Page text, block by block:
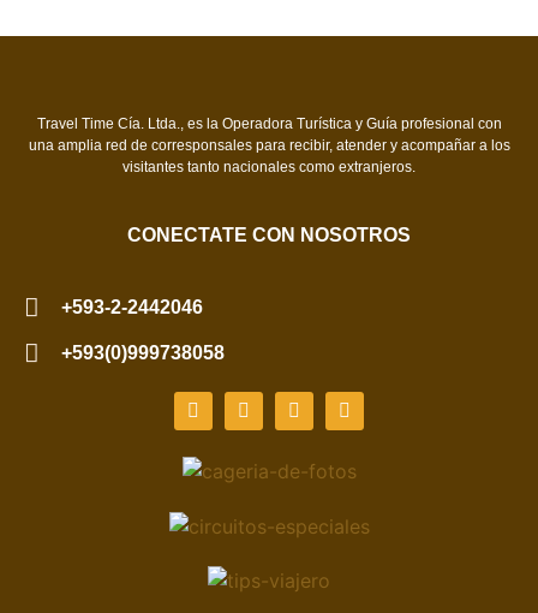
Travel Time Cía. Ltda., es la Operadora Turística y Guía profesional con
una amplia red de corresponsales para recibir, atender y acompañar a los
visitantes tanto nacionales como extranjeros.
CONECTATE CON NOSOTROS
+593-2-2442046
+593(0)999738058